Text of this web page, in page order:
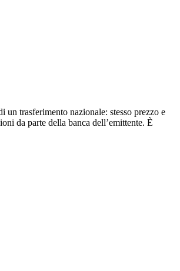
trasferimento nazionale: stesso prezzo e
da parte della banca dell’emittente. È